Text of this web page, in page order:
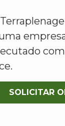
SOLICITAR